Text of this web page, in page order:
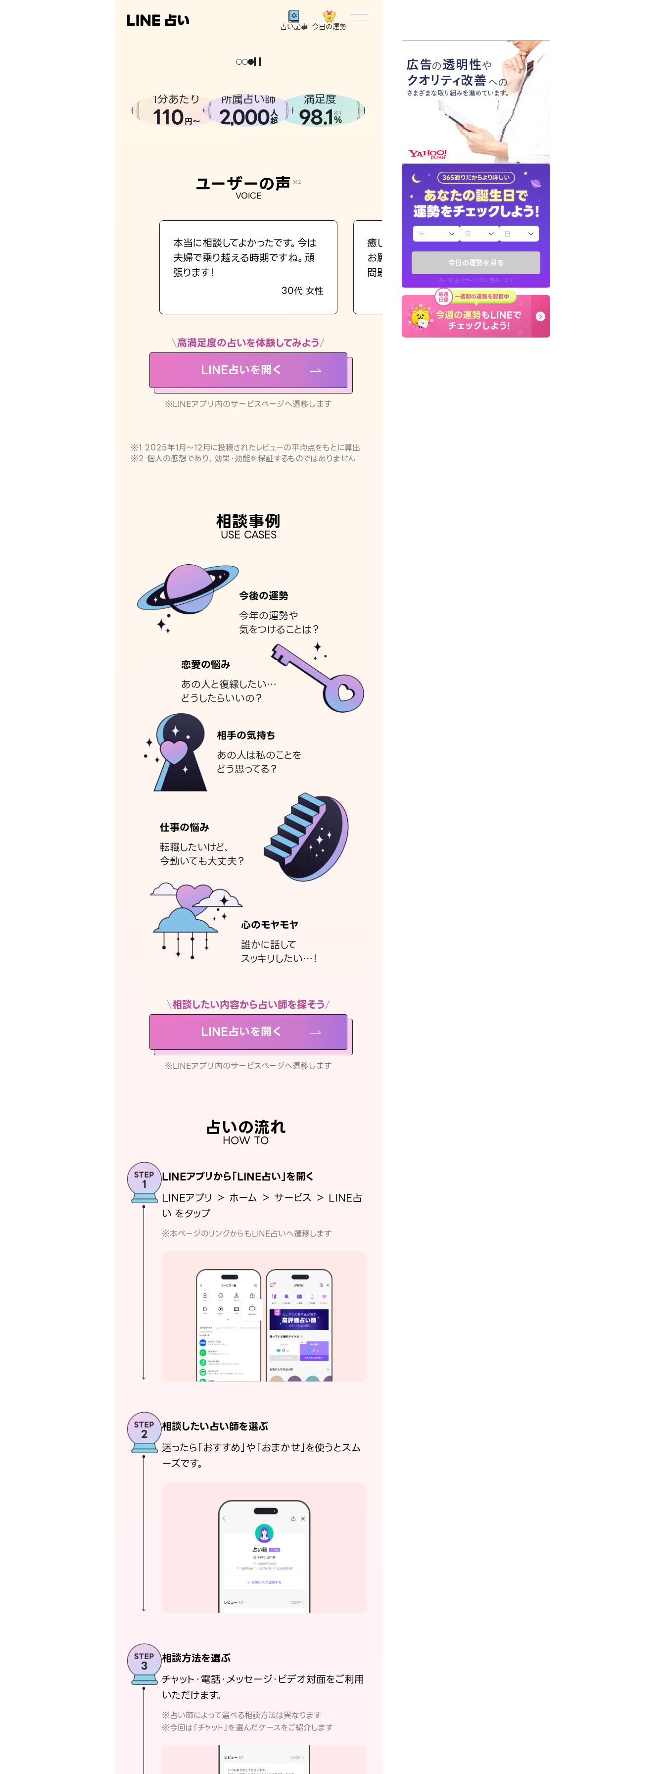
今日の運勢を見る
※LINE占いサービスに遷移します
占い記事 今日の運勢
トップ
ユーザーの声
占いの流れ
おすすめの占い師
よくある質問
えもじの子（占）12星座占い
お知らせ
1分あたり
110円〜
所属占い師
2,000人
超
満足度
98.1 ※1
%
ユーザーの声 ※2
VOICE
本当に相談してよかったです。今は
夫婦で乗り越える時期ですね。頑
張ります！
30代 女性
癒し系でおしゃべりしたくて鑑定を
お願いしてます(笑)
問題解決もピカイチ！
50代 女性
高満足度の占いを体験してみよう
LINE占いを開く
※LINEアプリ内のサービスページへ遷移します
※1 2025年1月〜12月に投稿されたレビューの平均点をもとに算出
※2 個人の感想であり、効果・効能を保証するものではありません
相談事例
USE CASES
今後の運勢
今年の運勢や
気をつけることは？
恋愛の悩み
あの人と復縁したい…
どうしたらいいの？
相手の気持ち
あの人は私のことを
どう思ってる？
仕事の悩み
転職したいけど、
今動いても大丈夫？
心のモヤモヤ
誰かに話して
スッキリしたい…！
相談したい内容から占い師を探そう
LINE占いを開く
※LINEアプリ内のサービスページへ遷移します
占いの流れ
HOW TO
LINEアプリから「LINE占い」を開く
LINEアプリ ＞ ホーム ＞ サービス ＞ LINE占
い をタップ
※本ページのリンクからもLINE占いへ遷移します
相談したい占い師を選ぶ
迷ったら「おすすめ」や「おまかせ」を使うとスム
ーズです。
相談方法を選ぶ
チャット・電話・メッセージ・ビデオ対面をご利用
いただけます。
※占い師によって選べる相談方法は異なります
※今回は「チャット」を選んだケースをご紹介します